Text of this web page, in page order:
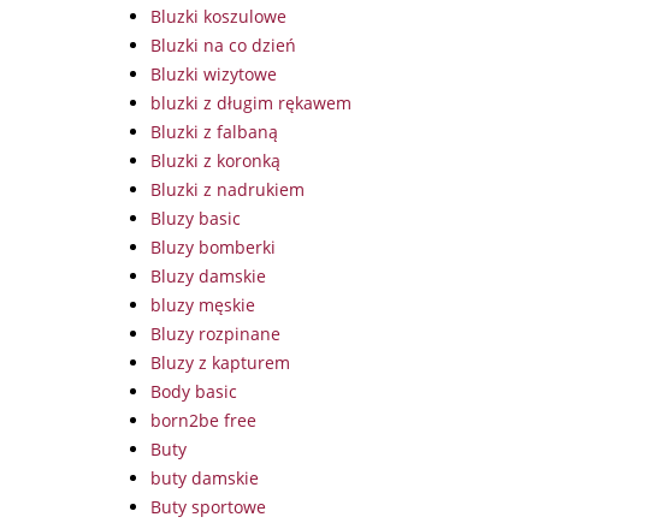
Bluzki koszulowe
Bluzki na co dzień
Bluzki wizytowe
bluzki z długim rękawem
Bluzki z falbaną
Bluzki z koronką
Bluzki z nadrukiem
Bluzy basic
Bluzy bomberki
Bluzy damskie
bluzy męskie
Bluzy rozpinane
Bluzy z kapturem
Body basic
born2be free
Buty
buty damskie
Buty sportowe